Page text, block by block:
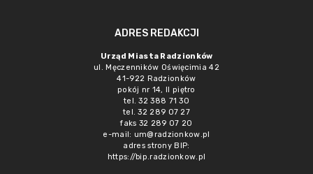
ADRES REDAKCJI
Urząd Miasta Radzionków
ul. Męczenników Oświęcimia 42
41-922 Radzionków
pokój nr 14, II piętro
tel. 32 388 71 30
tel. 32 289 07 27
faks 32 289 07 20
e-mail: um@radzionkow.pl
adres strony BIP:
https://bip.radzionkow.pl